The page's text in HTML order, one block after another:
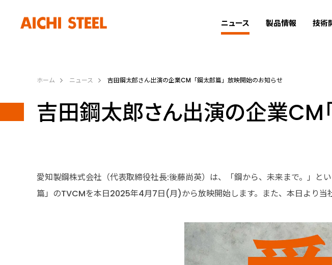
ニュース 製品情報 技術
ホーム ニュース 吉田鋼太郎さん出演の企業CM「鋼太郎篇」放映開始のお知らせ
吉田鋼太郎さん出演の企業CM
愛知製鋼株式会社（代表取締役社長:後藤尚英）は、「鋼から、未来まで。」
篇」のTVCMを本日2025年4月7日(月)から放映開始します。また、本日より当